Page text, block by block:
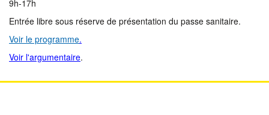
9h-17h
Entrée libre sous réserve de présentation du passe sanitaire.
Voir le programme.
Voir l'argumentaire.